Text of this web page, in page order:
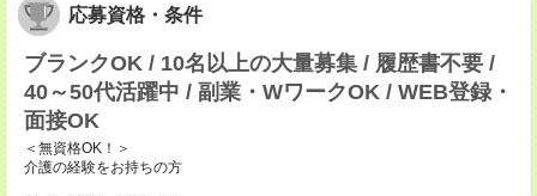
応募資格・条件
ブランクOK / 10名以上の大量募集 / 履歴書不要 /
40～50代活躍中 / 副業・WワークOK / WEB登録・
面接OK
＜無資格OK！＞
介護の経験をお持ちの方